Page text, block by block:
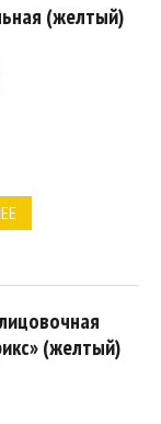
(желтый)
(желтый)